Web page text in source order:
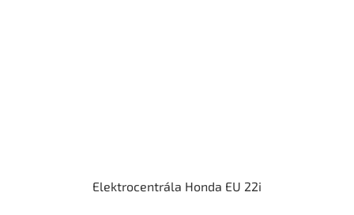
Elektrocentrála Honda EU 22i